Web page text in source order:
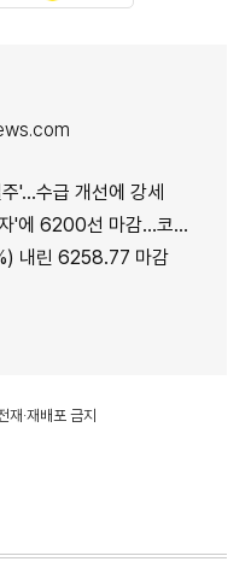
'…수급 개선에 강세
선 마감…코스닥도 하락
내린 6258.77 마감
·재배포 금지